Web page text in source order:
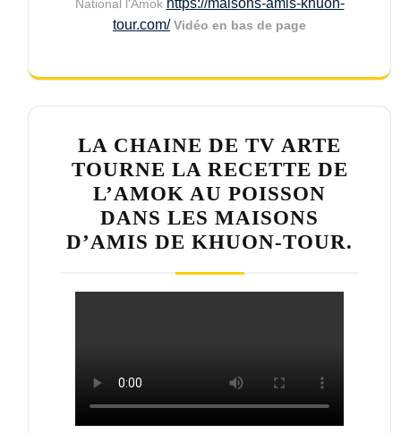
National l'Amok https://maisons-amis-khuon-
tour.com/ Vidéo en bas de page
LA CHAINE DE TV ARTE
TOURNE LA RECETTE DE
L’AMOK AU POISSON
DANS LES MAISONS
D’AMIS DE KHUON-TOUR.